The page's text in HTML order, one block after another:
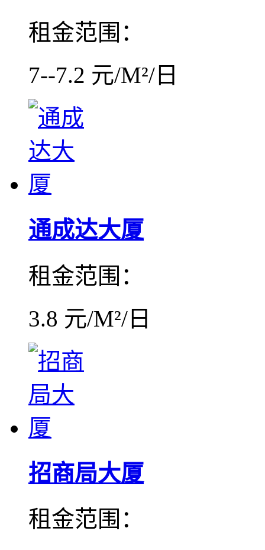
租金范围：
7--7.2 元/M²/日
通成达大厦
租金范围：
3.8 元/M²/日
招商局大厦
租金范围：